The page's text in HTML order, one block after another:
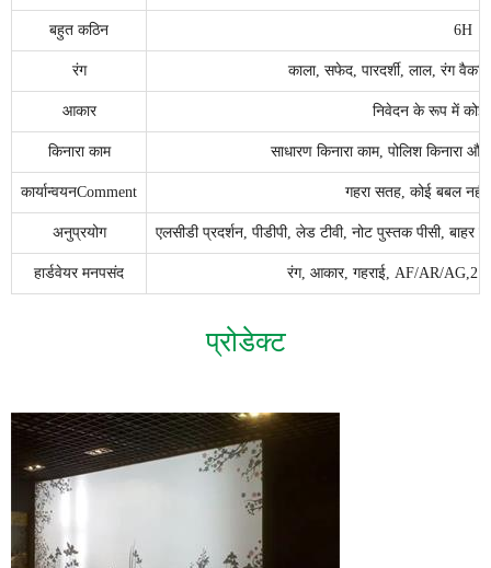
बहुत कठिन 6H
रंग काला, सफेद, पारदर्शी, लाल, रंग
आकार निवेदन के रूप में कोई
किनारा काम साधारण किनारा काम, पोलिश किनारा
कार्यान्वयनComment गहरा सतह, कोई बबल
अनुप्रयोग एलसीडी प्रदर्शन, पीडीपी, लेड टीवी, नोट पुस्तक पीसी,
हार्डवेयर मनपसंद रंग, आकार, गहराई, AF/AR/
प्रोडेक्ट